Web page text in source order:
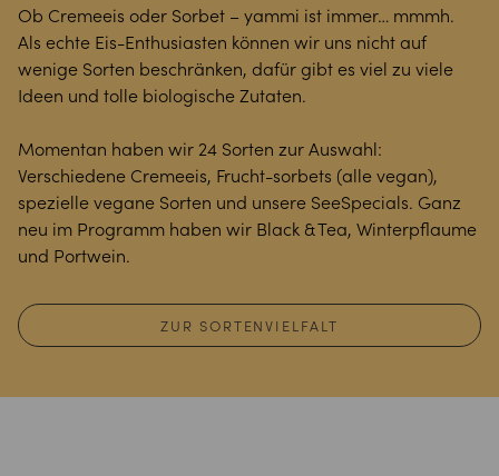
Ob Cremeeis oder Sorbet – yammi ist immer… mmmh.
Als echte Eis-Enthusiasten können wir uns nicht auf
wenige Sorten beschränken, dafür gibt es viel zu viele
Ideen und tolle biologische Zutaten.
Momentan haben wir 24 Sorten zur Auswahl:
Verschiedene Cremeeis, Frucht-sorbets (alle vegan),
spezielle vegane Sorten und unsere SeeSpecials. Ganz
neu im Programm haben wir Black & Tea, Winterpflaume
und Portwein.
ZUR SORTENVIELFALT